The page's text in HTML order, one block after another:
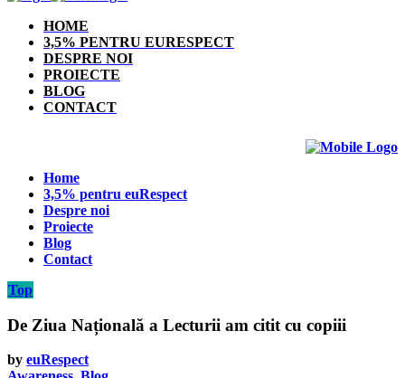
HOME
3,5% PENTRU EURESPECT
DESPRE NOI
PROIECTE
BLOG
CONTACT
Home
3,5% pentru euRespect
Despre noi
Proiecte
Blog
Contact
Top
De Ziua Națională a Lecturii am citit cu copiii
by euRespect